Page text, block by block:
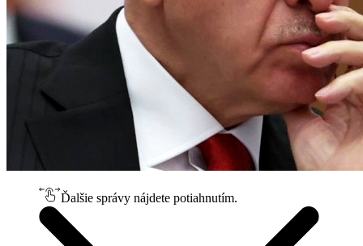
Ďalšie správy nájdete potiahnutím.